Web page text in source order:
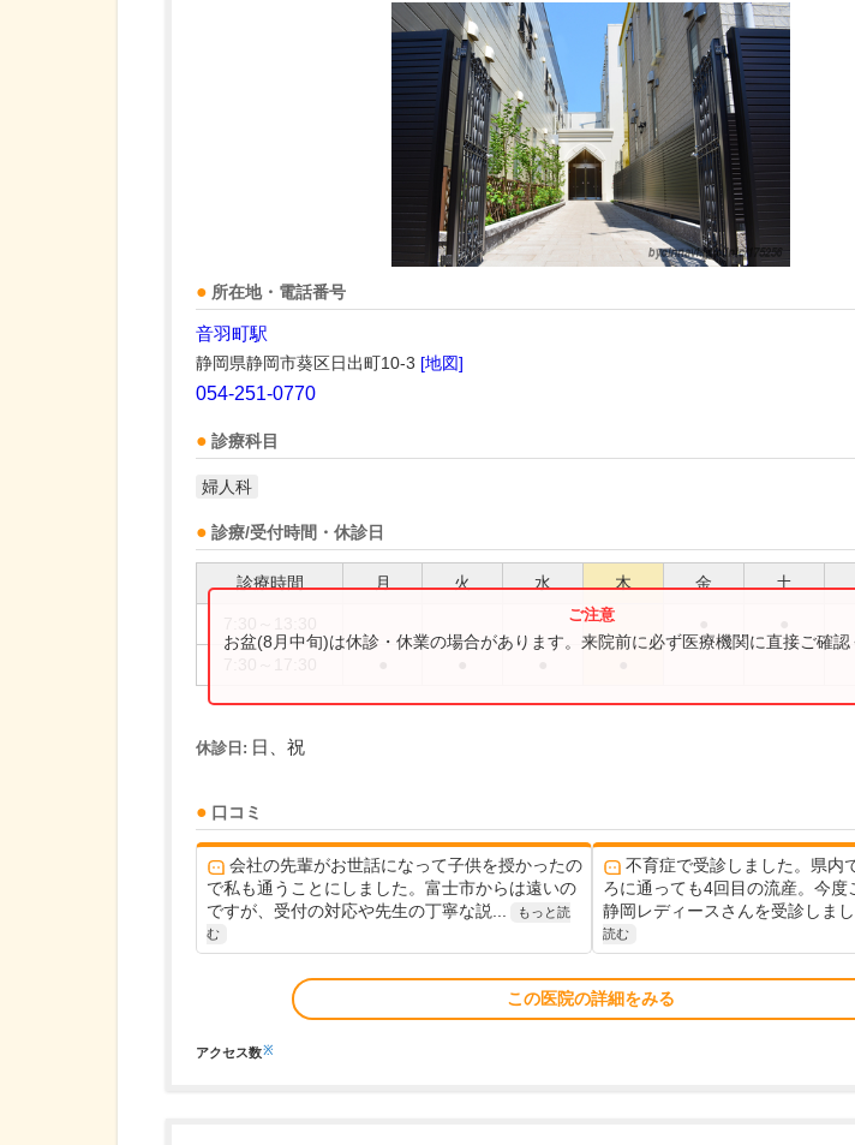
所在地・電話番号
音羽町駅
静岡県静岡市葵区日出町10-3 [地図]
054-251-0770
診療科目
婦人科
診療/受付時間・休診日
診療時間 月 火 水 木 金 土
お盆(8月中旬)は休診・休業の場合があります。来院前に必ず医療機関に直接ご確認
休診日: 日、祝
口コミ
会社の先輩がお世話になって子供を授かったの
で私も通うことにしました。富士市からは遠いの
ですが、受付の対応や先生の丁寧な説...
もっと読
む
不育症で受診しました。県内
ろに通っても4回目の流産。今度
静岡レディースさんを受診しまし
読む
この医院の詳細をみる
アクセス数※